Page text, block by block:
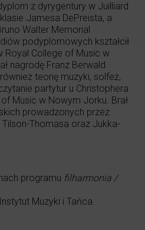
z dyrygentury w Juilliard
Jamesa DePreista, a
Walter Memorial
podyplomowych kształcił
Royal College of Music w
nagrodę Franz Berwald
teorię muzyki, solfeż,
partytur u Christophera
Music w Nowym Jorku. Brał
prowadzonych przez
Tilson-Thomasa oraz Jukka-
programu filharmonia /
Muzyki i Tańca.